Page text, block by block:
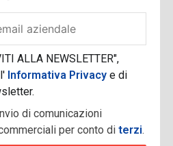
ALLA NEWSLETTER",
Informativa Privacye di
di comunicazioni
per conto diterzi.